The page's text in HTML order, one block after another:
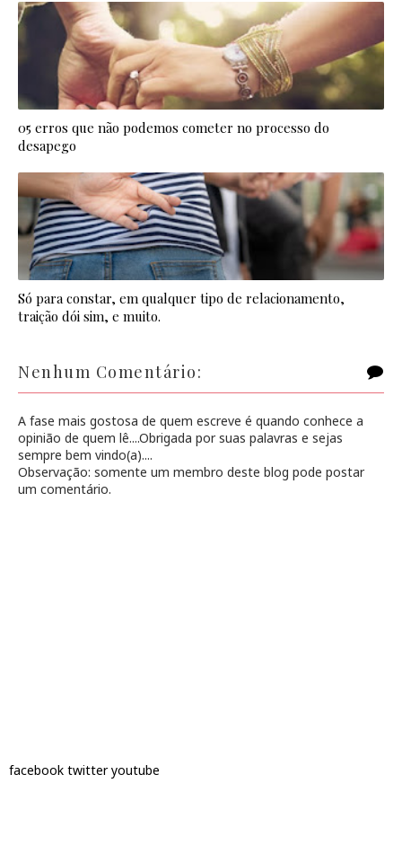
05 erros que não podemos cometer no processo do
desapego
Só para constar, em qualquer tipo de relacionamento,
traição dói sim, e muito.
Nenhum Comentário:
A fase mais gostosa de quem escreve é quando conhece a
opinião de quem lê....Obrigada por suas palavras e sejas
sempre bem vindo(a)....
Observação: somente um membro deste blog pode postar
um comentário.
facebook twitter youtube